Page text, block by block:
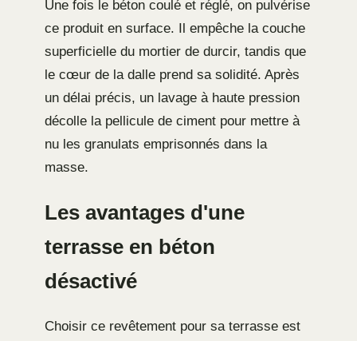
Une fois le béton coulé et réglé, on pulvérise
ce produit en surface. Il empêche la couche
superficielle du mortier de durcir, tandis que
le cœur de la dalle prend sa solidité. Après
un délai précis, un lavage à haute pression
décolle la pellicule de ciment pour mettre à
nu les granulats emprisonnés dans la
masse.
Les avantages d'une
terrasse en béton
désactivé
Choisir ce revêtement pour sa terrasse est